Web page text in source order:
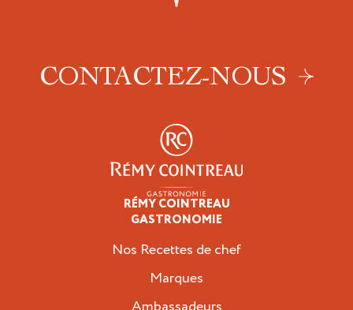
CONTACTEZ-NOUS
RÉMY COINTREAU
GASTRONOMIE
Nos Recettes de chef
Marques